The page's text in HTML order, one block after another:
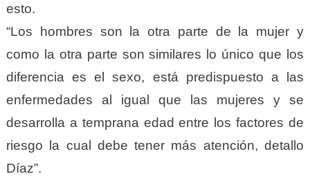
esto.
“Los hombres son la otra parte de la mujer y
como la otra parte son similares lo único que los
diferencia es el sexo, está predispuesto a las
enfermedades al igual que las mujeres y se
desarrolla a temprana edad entre los factores de
riesgo la cual debe tener más atención, detallo
Díaz”.